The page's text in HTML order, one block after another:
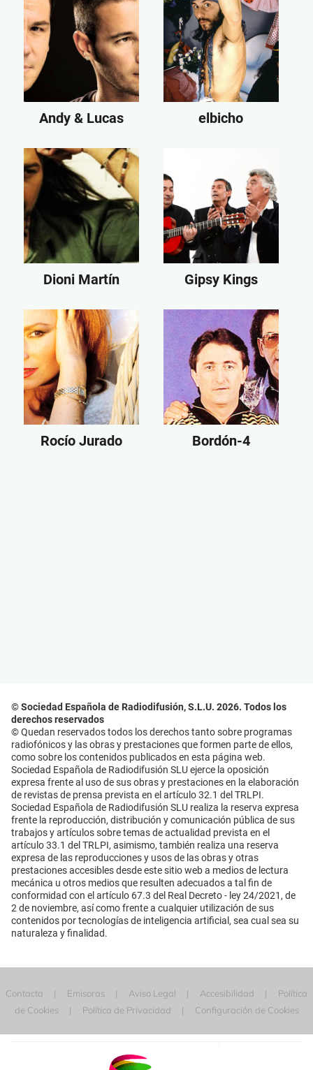
Andy & Lucas elbicho
Dioni Martín Gipsy Kings
Rocío Jurado Bordón-4
© Sociedad Española de Radiodifusión, S.L.U. 2026. Todos los
derechos reservados
© Quedan reservados todos los derechos tanto sobre programas
radiofónicos y las obras y prestaciones que formen parte de ellos,
como sobre los contenidos publicados en esta página web.
Sociedad Española de Radiodifusión SLU ejerce la oposición
expresa frente al uso de sus obras y prestaciones en la elaboración
de revistas de prensa prevista en el artículo 32.1 del TRLPI.
Sociedad Española de Radiodifusión SLU realiza la reserva expresa
frente la reproducción, distribución y comunicación pública de sus
trabajos y artículos sobre temas de actualidad prevista en el
artículo 33.1 del TRLPI, asimismo, también realiza una reserva
expresa de las reproducciones y usos de las obras y otras
prestaciones accesibles desde este sitio web a medios de lectura
mecánica u otros medios que resulten adecuados a tal fin de
conformidad con el artículo 67.3 del Real Decreto - ley 24/2021, de
2 de noviembre, así como frente a cualquier utilización de sus
contenidos por tecnologías de inteligencia artificial, sea cual sea su
naturaleza y finalidad.
Contacta Emisoras Aviso Legal Accesibilidad
Política
de Cookies
Política de Privacidad Configuración de Cookies